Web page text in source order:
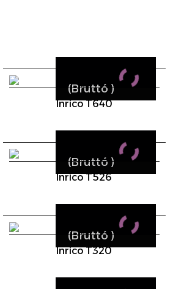
Inrico T640
(Bruttó)
Inrico T526
(Bruttó)
Inrico T320
(Bruttó)